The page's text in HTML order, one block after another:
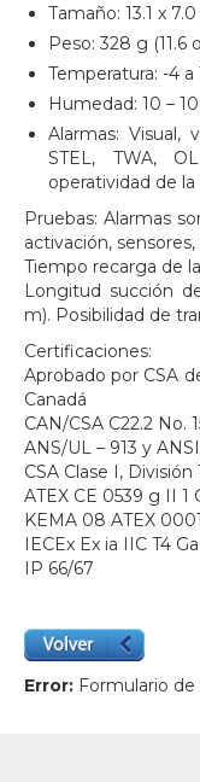
Tamaño: 13.1 x
Peso: 328 g (11.6
Temperatura: -4 a
Humedad: 10 –
Alarmas: Visual,
STEL, TWA,
operatividad de
Pruebas: Alarmas
activación,
Tiempo recarga de
Longitud succión
m). Posibilidad de
Certificaciones:
Aprobado por CSA
Canadá
CAN/CSA C22.2 No.
ANS/UL – 913 y
CSA Clase I, División
ATEX CE 0539 g II 1
KEMA 08 ATEX 0001
IECEx Ex ia IIC T4 Ga
IP 66/67
Error: Formulario